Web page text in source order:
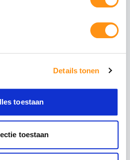
Details tonen
toestaan
toestaan
afgekoeld. Dit creëert een
stukjes valt
glaspanelen